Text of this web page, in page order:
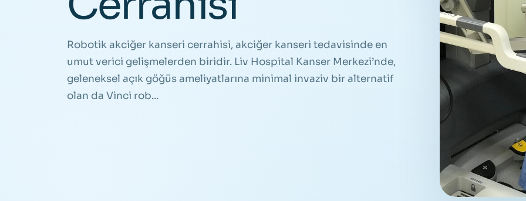
Robotik akciğer kanseri cerrahisi, akciğer kanseri tedavisinde en
umut verici gelişmelerden biridir. Liv Hospital Kanser Merkezi’nde,
geleneksel açık göğüs ameliyatlarına minimal invaziv bir alternatif
olan da Vinci rob...